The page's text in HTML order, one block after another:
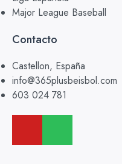
Major League Baseball
Contacto
Castellon, España
info@365plusbeisbol.com
603 024 781